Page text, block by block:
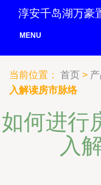
淳安千岛湖万豪
MENU
当前位置： 首页 >
入解读房市脉络
如何进行
入